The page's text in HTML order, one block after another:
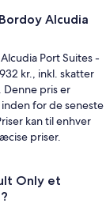
Alcudia
Port Suites -
kr., inkl. skatter
pris er
for de seneste
kan til enhver
priser.
Only et